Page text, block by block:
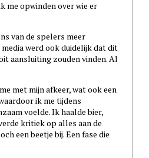
me opwinden over wie er
van de spelers meer
werd ook duidelijk dat dit
aansluiting zouden vinden. Al
met mijn afkeer, wat ook een
ik me tijdens
voelde. Ik haalde bier,
kritiek op alles aan de
een beetje bij. Een fase die